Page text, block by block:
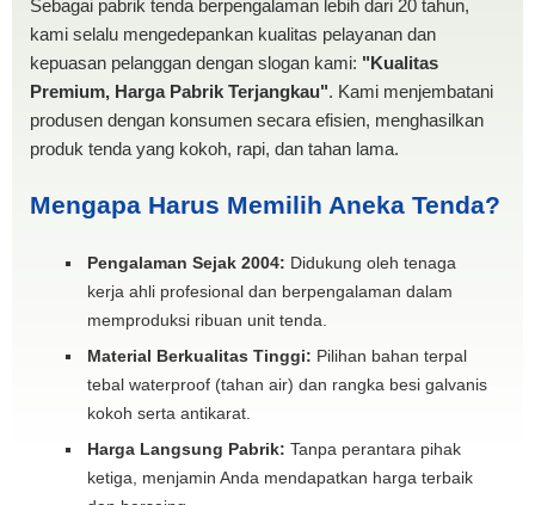
Sebagai pabrik tenda berpengalaman lebih dari 20 tahun,
kami selalu mengedepankan kualitas pelayanan dan
kepuasan pelanggan dengan slogan kami: "Kualitas
Premium, Harga Pabrik Terjangkau". Kami menjembatani
produsen dengan konsumen secara efisien, menghasilkan
produk tenda yang kokoh, rapi, dan tahan lama.
Mengapa Harus Memilih Aneka Tenda?
Pengalaman Sejak 2004: Didukung oleh tenaga
kerja ahli profesional dan berpengalaman dalam
memproduksi ribuan unit tenda.
Material Berkualitas Tinggi: Pilihan bahan terpal
tebal waterproof (tahan air) dan rangka besi galvanis
kokoh serta antikarat.
Harga Langsung Pabrik: Tanpa perantara pihak
ketiga, menjamin Anda mendapatkan harga terbaik